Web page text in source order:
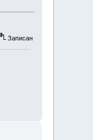
Записан